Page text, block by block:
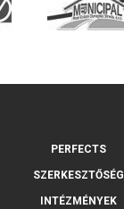
PERFECTS
SZERKESZTŐSÉG
INTÉZMÉNYEK